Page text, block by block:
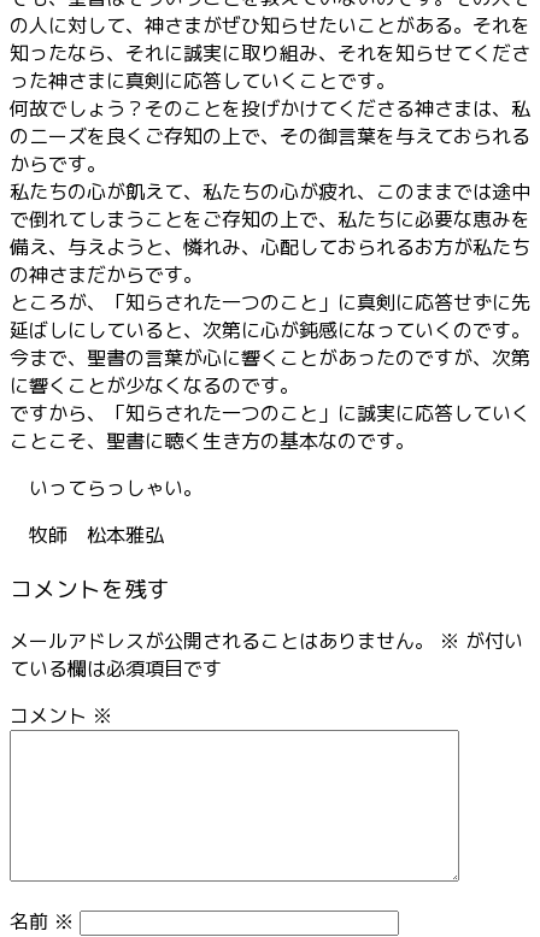
の人に対して、神さまがぜひ知らせたいことがある。それを
知ったなら、それに誠実に取り組み、それを知らせてくださ
った神さまに真剣に応答していくことです。
何故でしょう？そのことを投げかけてくださる神さまは、私
のニーズを良くご存知の上で、その御言葉を与えておられる
からです。
私たちの心が飢えて、私たちの心が疲れ、このままでは途中
で倒れてしまうことをご存知の上で、私たちに必要な恵みを
備え、与えようと、憐れみ、心配しておられるお方が私たち
の神さまだからです。
ところが、「知らされた一つのこと」に真剣に応答せずに先
延ばしにしていると、次第に心が鈍感になっていくのです。
今まで、聖書の言葉が心に響くことがあったのですが、次第
に響くことが少なくなるのです。
ですから、「知らされた一つのこと」に誠実に応答していく
ことこそ、聖書に聴く生き方の基本なのです。
いってらっしゃい。
牧師 松本雅弘
コメントを残す
メールアドレスが公開されることはありません。 ※ が付い
ている欄は必須項目です
コメント ※
名前 ※